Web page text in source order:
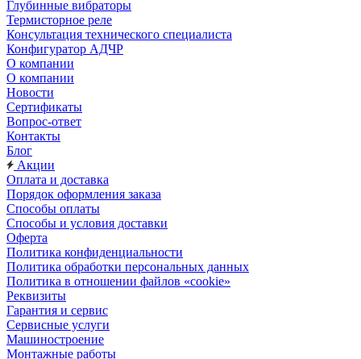
Глубинные вибраторы
Термисторное реле
Консультация технического специалиста
Конфигуратор АДЧР
О компании
О компании
Новости
Сертификаты
Вопрос-ответ
Контакты
Блог
Акции
Оплата и доставка
Порядок оформления заказа
Способы оплаты
Способы и условия доставки
Оферта
Политика конфиденциальности
Политика обработки персональных данных
Политика в отношении файлов «cookie»
Реквизиты
Гарантия и сервис
Сервисные услуги
Машиностроение
Монтажные работы